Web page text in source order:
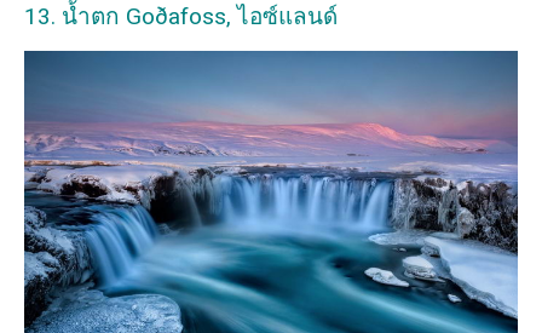
13. น้ำตก Goðafoss, ไอซ์แลนด์